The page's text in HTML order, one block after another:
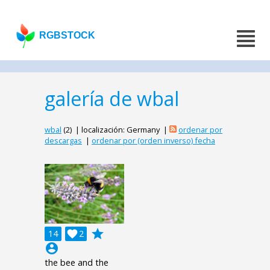
RGBSTOCK
galería de wbal
wbal (2) | localización: Germany |
ordenar por
descargas | ordenar por (orden inverso) fecha
14 2

grade
account_circle
the bee and the